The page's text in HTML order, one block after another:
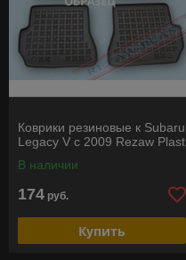
Коврики резиновые к Subaru
Legacy V c 2009 Rezaw Plast
В наличии
174 руб.
Купить